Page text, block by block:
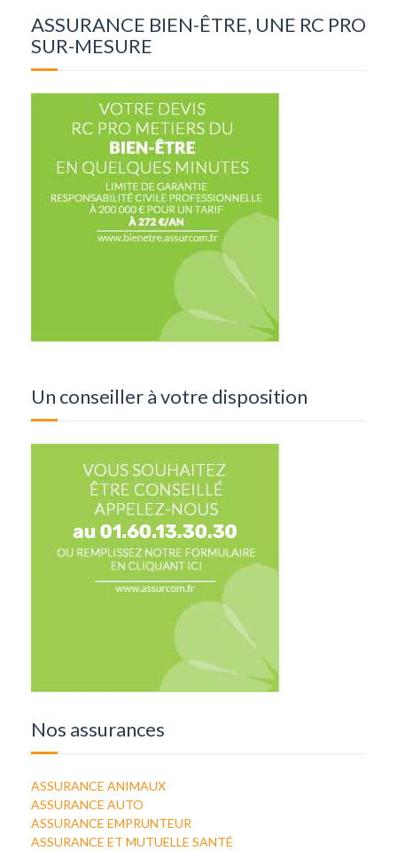
ASSURANCE BIEN-ÊTRE, UNE RC PRO
SUR-MESURE
Un conseiller à votre disposition
Nos assurances
ASSURANCE ANIMAUX
ASSURANCE AUTO
ASSURANCE EMPRUNTEUR
ASSURANCE ET MUTUELLE SANTÉ